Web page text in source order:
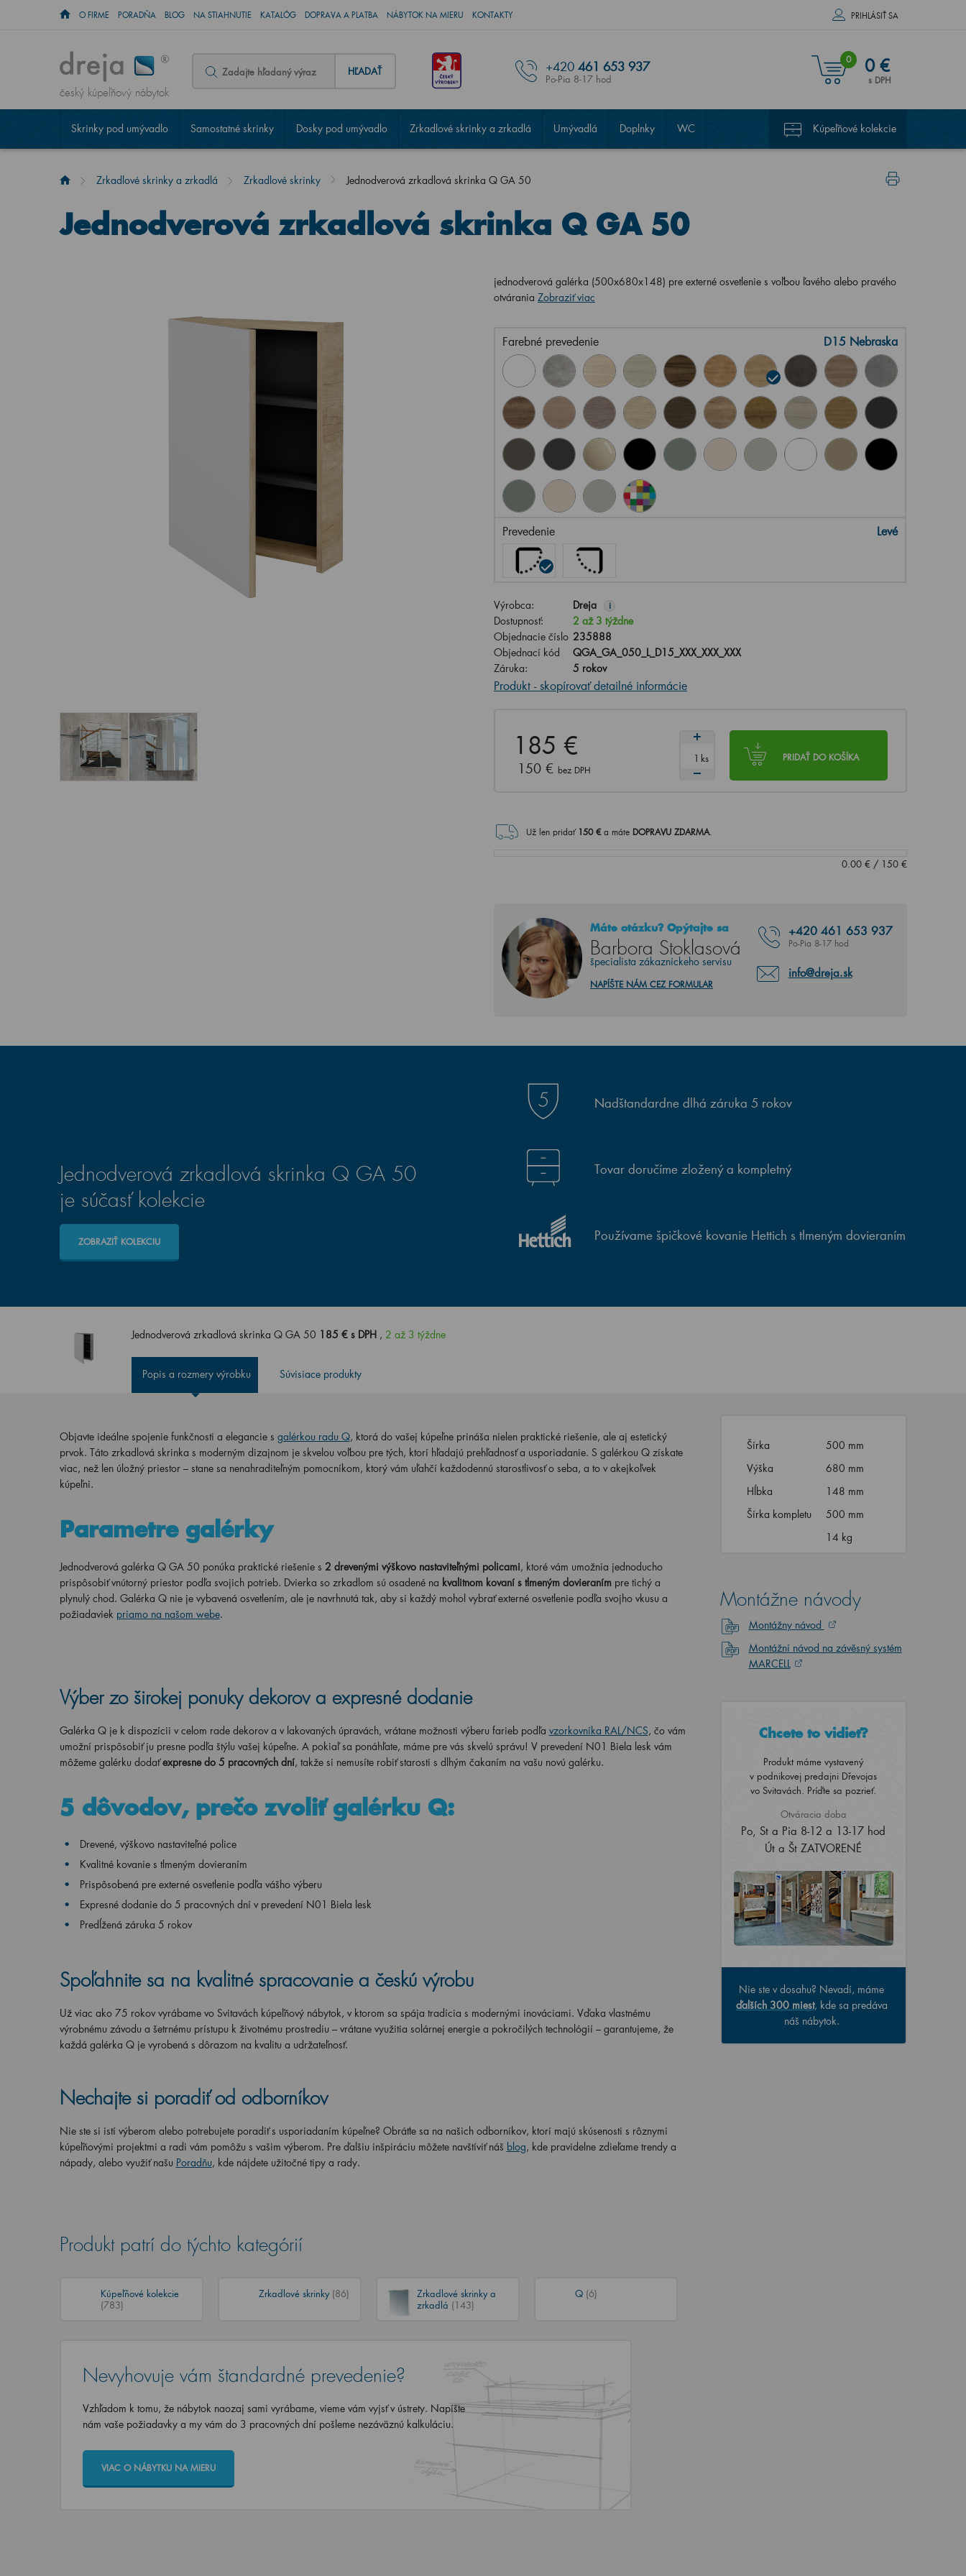
O FIRME PORADŇA BLOG NA STIAHNUTIE KATALÓG DOPRAVA A PLATBA NÁBYTOK NA MIERU KONTAKTY PRIHLÁSIŤ SA
český kúpeľňový nábytok
HĽADAŤ +420 461 653 937
Po-Pia 8-17 hod
0 0 €
s DPH
Skrinky pod umývadlo Samostatné skrinky Dosky pod umývadlo Zrkadlové skrinky a zrkadlá Umývadlá Doplnky WC Kúpeľňové kolekcie
Zrkadlové skrinky a zrkadlá Zrkadlové skrinky Jednodverová zrkadlová skrinka Q GA 50
Jednodverová zrkadlová skrinka Q GA 50
jednodverová galérka (500x680x148) pre externé osvetlenie s voľbou ľavého alebo pravého
otvárania Zobraziť viac
Farebné prevedenie D15 Nebraska
Prevedenie Levé
Výrobca: Dreja i
Dostupnosť:
2 až 3 týždne
Objednacie číslo 235888
Objednací kód
QGA_GA_050_L_D15_XXX_XXX_XXX
Záruka:
5 rokov
Produkt - skopírovať detailné informácie
185 €
150 € bez DPH
PRIDAŤ DO KOŠÍKA
ks
Už len pridať 150€ a máte DOPRAVU ZDARMA.
0.00€/ 150€
Máte otázku? Opýtajte sa
Barbora Stoklasová
špecialista zákazníckeho servisu
+420 461 653 937
Po-Pia 8-17 hod
info@dreja.sk
NAPÍŠTE NÁM CEZ FORMULAR
Jednodverová zrkadlová skrinka Q GA 50
je súčasť kolekcie
ZOBRAZIŤ KOLEKCIU
Nadštandardne dlhá záruka 5 rokov
Tovar doručíme zložený a kompletný
Používame špičkové kovanie Hettich s tlmeným dovieraním
Jednodverová zrkadlová skrinka Q GA 50 185 € s DPH , 2 až 3 týždne
Popis a rozmery výrobku Súvisiace produkty
Objavte ideálne spojenie funkčnosti a elegancie s galérkou radu Q, ktorá do vašej kúpeľne prináša nielen praktické riešenie, ale aj estetický
prvok. Táto zrkadlová skrinka s moderným dizajnom je skvelou voľbou pre tých, ktorí hľadajú prehľadnosť a usporiadanie. S galérkou Q získate
viac, než len úložný priestor – stane sa nenahraditeľným pomocníkom, ktorý vám uľahčí každodennú starostlivosť o seba, a to v akejkoľvek
kúpeľni.
Parametre galérky
Jednodverová galérka Q GA 50 ponúka praktické riešenie s 2 drevenými výškovo nastaviteľnými policami, ktoré vám umožnia jednoducho
prispôsobiť vnútorný priestor podľa svojich potrieb. Dvierka so zrkadlom sú osadené na kvalitnom kovaní s tlmeným dovieranímpre tichý a
plynulý chod. Galérka Q nie je vybavená osvetlením, ale je navrhnutá tak, aby si každý mohol vybrať externé osvetlenie podľa svojho vkusu a
požiadaviek priamo na našom webe.
Výber zo širokej ponuky dekorov a expresné dodanie
Galérka Q je k dispozícii v celom rade dekorov a v lakovaných úpravách, vrátane možnosti výberu farieb podľa vzorkovníka RAL/NCS, čo vám
umožní prispôsobiť ju presne podľa štýlu vašej kúpeľne. A pokiaľ sa ponáhľate, máme pre vás skvelú správu! V prevedení N01 Biela lesk vám
môžeme galérku dodaťexpresne do 5 pracovných dní, takže si nemusíte robiť starosti s dlhým čakaním na vašu novú galérku.
5 dôvodov, prečo zvoliť galérku Q:
Drevené, výškovo nastaviteľné police
Kvalitné kovanie s tlmeným dovieraním
Prispôsobená pre externé osvetlenie podľa vášho výberu
Expresné dodanie do 5 pracovných dní v prevedení N01 Biela lesk
Predĺžená záruka 5 rokov
Spoľahnite sa na kvalitné spracovanie a českú výrobu
Už viac ako 75 rokov vyrábame vo Svitavách kúpeľňový nábytok, v ktorom sa spája tradícia s modernými inováciami. Vďaka vlastnému
výrobnému závodu a šetrnému prístupu k životnému prostrediu – vrátane využitia solárnej energie a pokročilých technológií – garantujeme, že
každá galérka Q je vyrobená s dôrazom na kvalitu a udržateľnosť.
Nechajte si poradiť od odborníkov
Nie ste si istí výberom alebo potrebujete poradiť s usporiadaním kúpeľne? Obráťte sa na našich odborníkov, ktorí majú skúsenosti s rôznymi
kúpeľňovými projektmi a radi vám pomôžu s vašim výberom. Pre ďalšiu inšpiráciu môžete navštíviť náš blog, kde pravidelne zdieľame trendy a
nápady, alebo využiť našu Poradňu, kde nájdete užitočné tipy a rady.
Produkt patrí do týchto kategórií
Kúpeľňové kolekcie
(783)
Zrkadlové skrinky (86)
Zrkadlové skrinky a
zrkadlá (143)
Q (6)
Nevyhovuje vám štandardné prevedenie?
Vzhľadom k tomu, že nábytok naozaj sami vyrábame, vieme vám vyjsť v ústrety. Napíšte
nám vaše požiadavky a my vám do 3 pracovných dní pošleme nezáväznú kalkuláciu.
VIAC O NÁBYTKU NA MIERU
Šírka
500 mm
Výška
680 mm
Hĺbka
148 mm
Šírka kompletu
500 mm
14 kg
Montážne návody
Montážny návod
Montážní návod na závěsný systém
MARCELL
Chcete to vidieť?
Produkt máme vystavený
v podnikovej predajni Dřevojas
vo Svitavách. Príďte sa pozrieť.
Otváracia doba
Po, St a Pia 8-12 a 13-17 hod
Út a Št ZATVORENÉ
Nie ste v dosahu? Nevadí, máme
ďalších 300 miest, kde sa predáva
náš nábytok.